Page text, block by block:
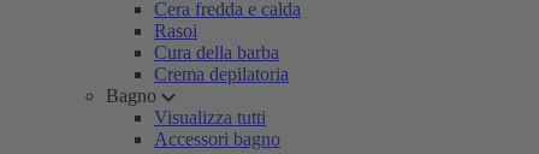
Cera fredda e calda
Rasoi
Cura della barba
Crema depilatoria
Bagno
Visualizza tutti
Accessori bagno